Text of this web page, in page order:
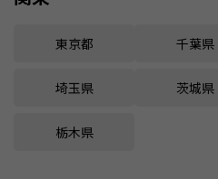
東京都 千葉県
埼玉県 茨城県
栃木県